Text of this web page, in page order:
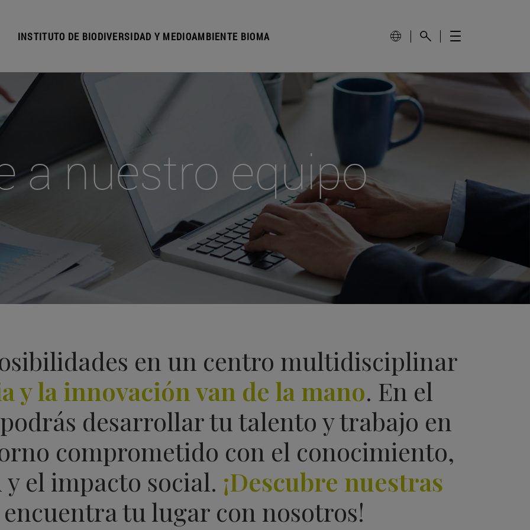
INSTITUTO DE BIODIVERSIDAD Y MEDIOAMBIENTE BIOMA
a nuestro equipo
en un centro multidisciplinar
y la innovación van de la mano. En el
desarrollar tu talento y trabajo en
comprometido con el conocimiento,
el impacto social. ¡Descubre nuestras
tu lugar con nosotros!